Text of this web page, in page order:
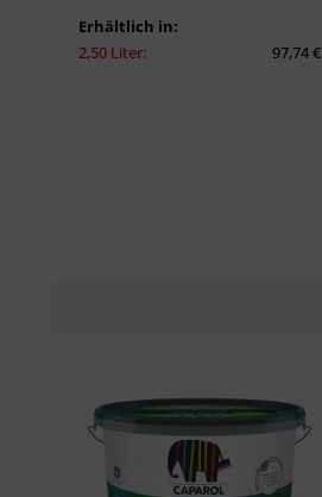
Erhältlich in:
2,50 Liter:
97,74 €